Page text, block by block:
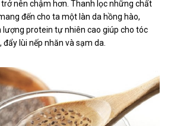
nên chậm hơn. Thanh lọc những chất
đến cho ta một làn da hồng hào,
lượng protein tự nhiên cao giúp cho tóc
lùi nếp nhăn và sạm da.